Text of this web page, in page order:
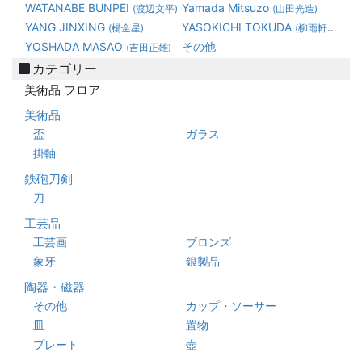
WATANABE BUNPEI (渡辺文平) Yamada Mitsuzo (山田光造)
YANG JINXING (楊金星) YASOKICHI TOKUDA (柳雨軒三代 徳田八十吉)
YOSHADA MASAO (吉田正雄) その他
カテゴリー
美術品 フロア
美術品
盃
ガラス
掛軸
鉄砲刀剣
刀
工芸品
工芸画
ブロンズ
象牙
銀製品
陶器・磁器
その他
カップ・ソーサー
皿
置物
プレート
壺